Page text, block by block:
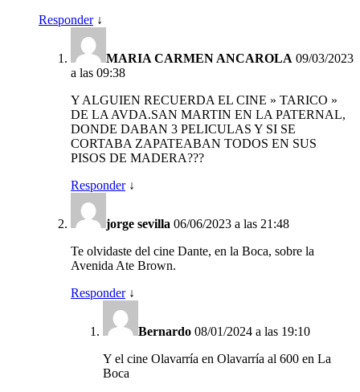
Responder ↓
MARIA CARMEN ANCAROLA 09/03/2023
a las 09:38
Y ALGUIEN RECUERDA EL CINE » TARICO »
DE LA AVDA.SAN MARTIN EN LA PATERNAL,
DONDE DABAN 3 PELICULAS Y SI SE
CORTABA ZAPATEABAN TODOS EN SUS
PISOS DE MADERA???
Responder ↓
jorge sevilla 06/06/2023 a las 21:48
Te olvidaste del cine Dante, en la Boca, sobre la
Avenida Ate Brown.
Responder ↓
Bernardo 08/01/2024 a las 19:10
Y el cine Olavarría en Olavarría al 600 en La
Boca